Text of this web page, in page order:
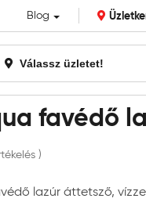
Blog
Válassz üzletet!
eddigi bizalmát!
favédő
)
lazúr áttetsző,